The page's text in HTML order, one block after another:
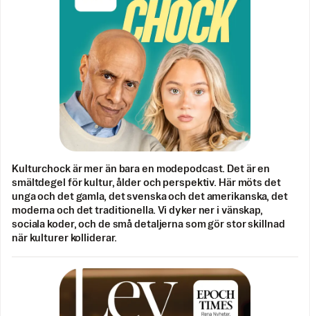
Kulturchock är mer än bara en modepodcast. Det är en
smältdegel för kultur, ålder och perspektiv. Här möts det
unga och det gamla, det svenska och det amerikanska, det
moderna och det traditionella. Vi dyker ner i vänskap,
sociala koder, och de små detaljerna som gör stor skillnad
när kulturer kolliderar.